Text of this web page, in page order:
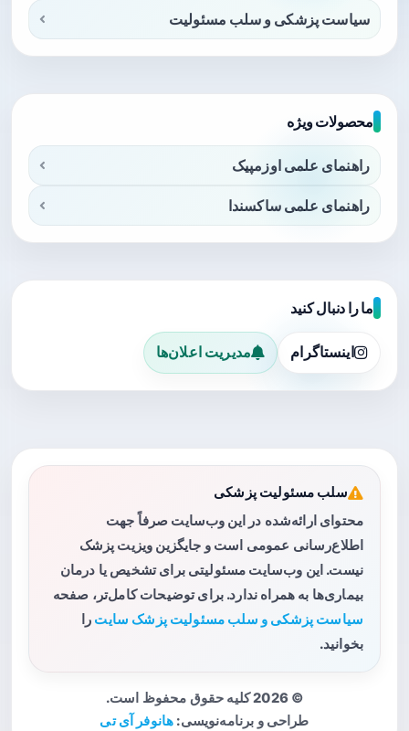
سیاست پزشکی و سلب مسئولیت
محصولات ویژه
راهنمای علمی اوزمپیک
راهنمای علمی ساکسندا
ما را دنبال کنید
اینستاگرام مدیریت اعلان‌ها
سلب مسئولیت پزشکی
محتوای ارائه‌شده در این وب‌سایت صرفاً جهت
اطلاع‌رسانی عمومی است و جایگزین ویزیت پزشک
نیست. این وب‌سایت مسئولیتی برای تشخیص یا درمان
بیماری‌ها به همراه ندارد. برای توضیحات کامل‌تر، صفحه
سیاست پزشکی و سلب مسئولیت پزشک سایت را
بخوانید.
© 2026 کلیه حقوق محفوظ است.
طراحی و برنامه‌نویسی: هانوفر آی تی